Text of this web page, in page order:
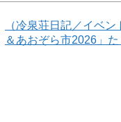
（冷泉荘日記／イベ
＆あおぞら市2026」